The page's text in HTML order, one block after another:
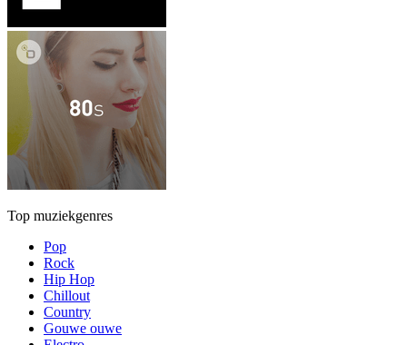
Top muziekgenres
Pop
Rock
Hip Hop
Chillout
Country
Gouwe ouwe